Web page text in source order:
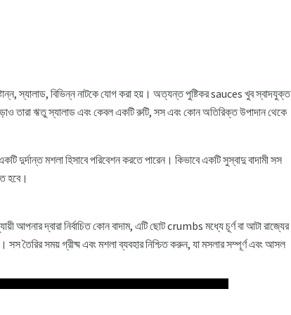
স্যালাড, বিভিন্ন নাটকে যোগ করা হয়। অত্যন্ত পুষ্টিকর sauces খুব স্বাদযুক্ত
তারা ঋতু স্যালাড এবং কেবল একটি রুটি, সস এবং কোন অতিরিক্ত উপাদান থেকে
দুর্দান্ত মশলা হিসাবে পরিবেশন করতে পারেন। কিভাবে একটি সুস্বাদু বাদামী সস
হবে।
দ্বারা নির্বাচিত কোন বাদাম, এটি ছোট crumbs মধ্যে চূর্ণ বা আটা রাজ্যের
তৈরির সময় গ্রীষ্ম এবং মশলা ব্যবহার নিশ্চিত করুন, যা মসলার সম্পূর্ণ এবং আসল